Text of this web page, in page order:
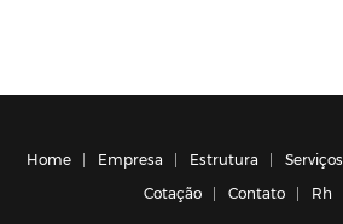
Home Empresa Estrutura Serviços
Cotação
Contato Rh